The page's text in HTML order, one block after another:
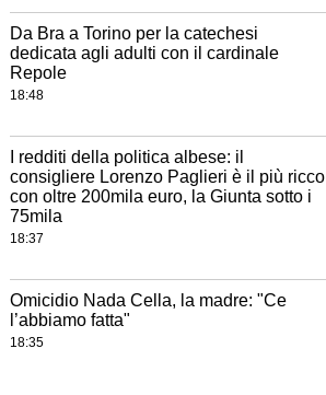
Da Bra a Torino per la catechesi
dedicata agli adulti con il cardinale
Repole
18:48
I redditi della politica albese: il
consigliere Lorenzo Paglieri è il più ricco
con oltre 200mila euro, la Giunta sotto i
75mila
18:37
Omicidio Nada Cella, la madre: "Ce
l’abbiamo fatta"
18:35